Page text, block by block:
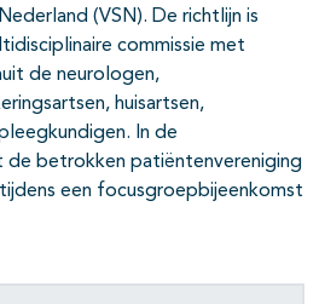
(VSN). De richtlijn is
commissie met
de neurologen,
huisartsen,
In de
de betrokken patiëntenvereniging
een focusgroepbijeenkomst